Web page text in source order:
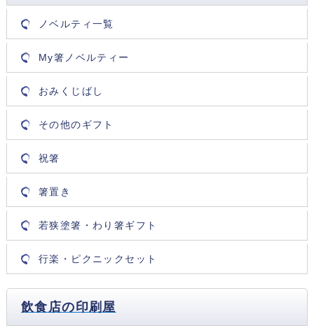
ノベルティ一覧
My箸ノベルティー
おみくじばし
その他のギフト
祝箸
箸置き
若狭塗箸・わり箸ギフト
行楽・ピクニックセット
飲食店の印刷屋